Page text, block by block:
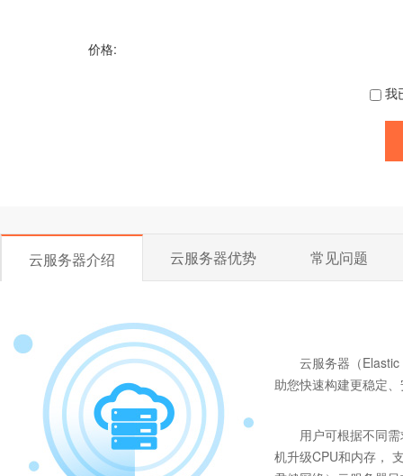
价格:
我
云服务器介绍 云服务器优势 常见问题
云服务器（
助您快速构建更稳定
用户可根据不同
机升级CPU和内存，